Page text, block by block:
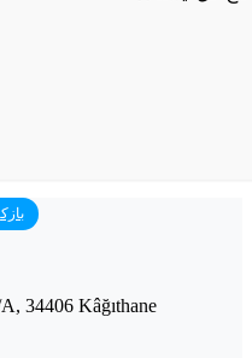
34406 Kâğıthane